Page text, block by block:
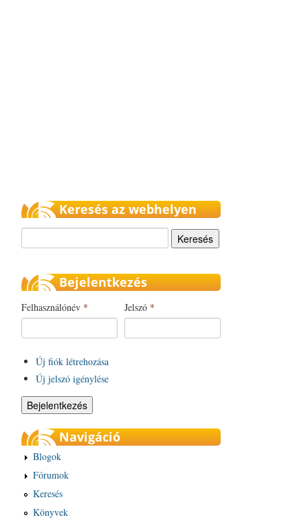
Keresés az webhelyen
Bejelentkezés
Felhasználónév * Jelszó *
Új fiók létrehozása
Új jelszó igénylése
Navigáció
Blogok
Fórumok
Keresés
Könyvek